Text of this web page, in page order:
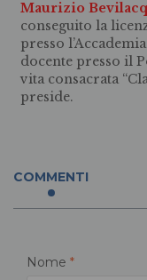
Maurizio
conseguito la
presso
docente presso il
vita consacrata
preside.
COMMENTI
Nome *